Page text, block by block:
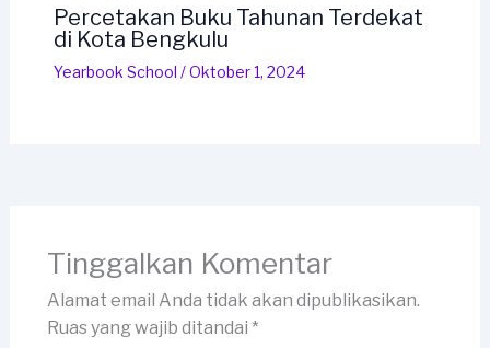
Percetakan Buku Tahunan Terdekat
di Kota Bengkulu
Yearbook School /Oktober 1, 2024
Tinggalkan Komentar
Alamat email Anda tidak akan dipublikasikan.
Ruas yang wajib ditandai *